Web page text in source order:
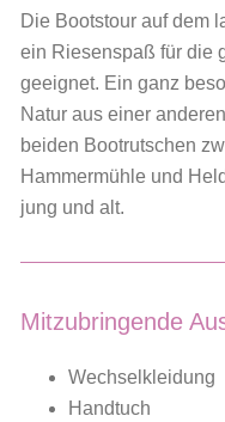
Die Bootstour auf dem
ein Riesenspaß für die
geeignet. Ein ganz
Natur aus einer
beiden Bootrutschen
Hammermühle und
jung und alt.
Mitzubringende
Wechselkleidung
Handtuch